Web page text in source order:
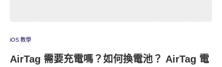
iOS 教學
AirTag 需要充電嗎？如何換電池？ AirTag 電